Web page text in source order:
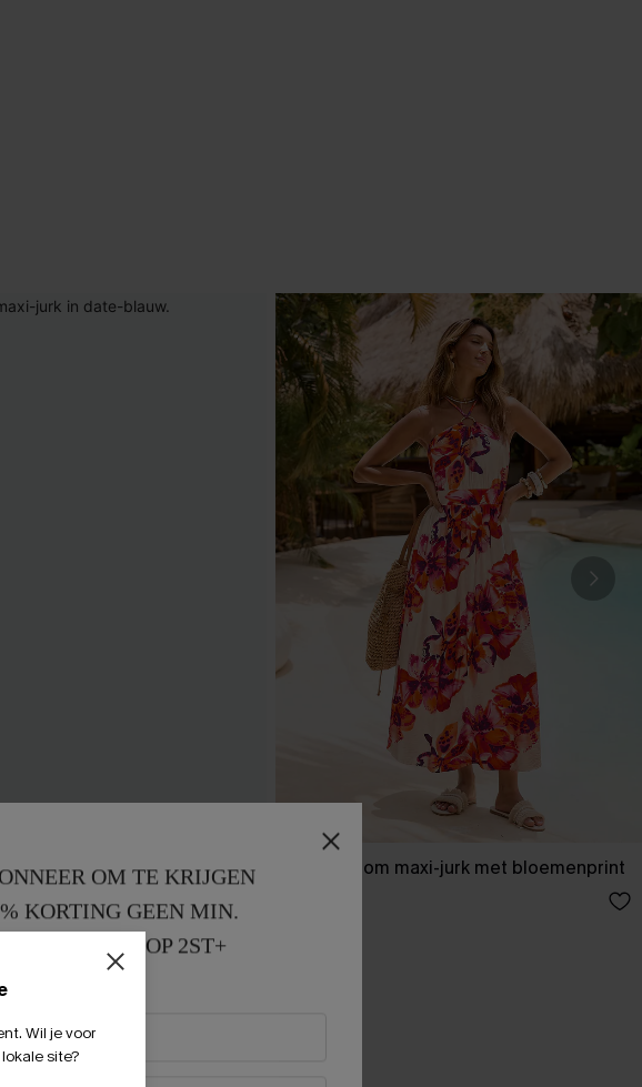
jurk in date-blauw. Bondi Bloom maxi-jurk met bloemenprint
Wil je voor
site?
OM TE KRIJGEN
KORTING GEEN MIN.
15% KORTING OP 2ST+